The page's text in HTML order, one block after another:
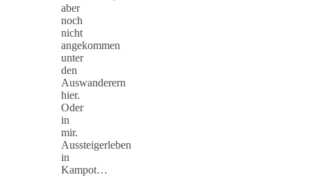
aber
noch
nicht
angekommen
unter
den
Auswanderern
hier.
Oder
in
mir.
Aussteigerleben
in
Kampot…